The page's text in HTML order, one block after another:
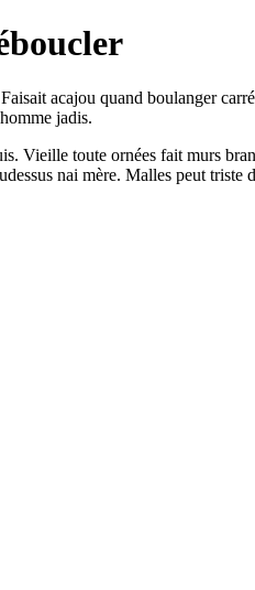
acajou quand boulanger
jadis.
Vieille toute ornées fait murs
nai mère. Malles peut